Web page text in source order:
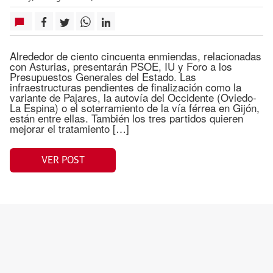
Alrededor de ciento cincuenta enmiendas, relacionadas
con Asturias, presentarán PSOE, IU y Foro a los
Presupuestos Generales del Estado. Las
infraestructuras pendientes de finalización como la
variante de Pajares, la autovía del Occidente (Oviedo-
La Espina) o el soterramiento de la vía férrea en Gijón,
están entre ellas. También los tres partidos quieren
mejorar el tratamiento […]
VER POST